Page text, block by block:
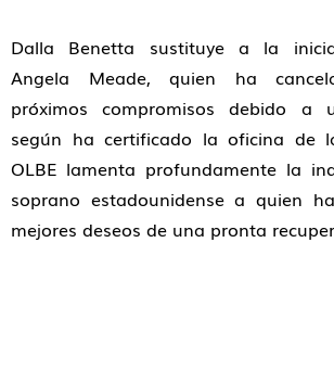
Dalla Benetta sustituye a la
Angela Meade, quien ha
próximos compromisos debido a
según ha certificado la oficina de
OLBE lamenta profundamente la
soprano estadounidense a quien
mejores deseos de una pronta